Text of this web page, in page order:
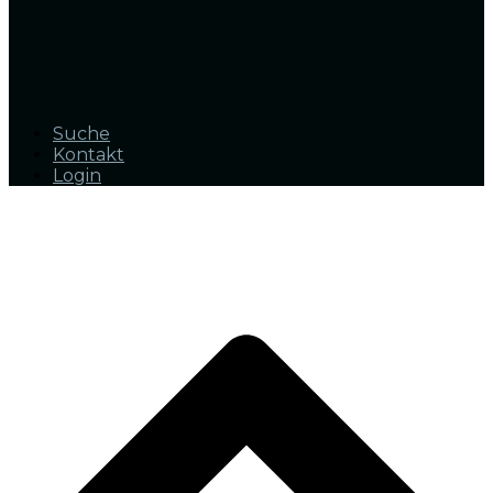
Suche
Kontakt
Login